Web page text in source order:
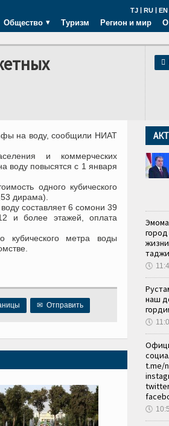
TJ | RU | EN
Общество Туризм Регион и мир О

на воду, сообщили НИАТ
и коммерческих
воду повысятся с 1 января
одного кубического
дирама).
составляет 6 сомони 39
и более этажей, оплата
кубического метра воды
✉ Отправить
🕔
наш
🕔
t.me/
🕔